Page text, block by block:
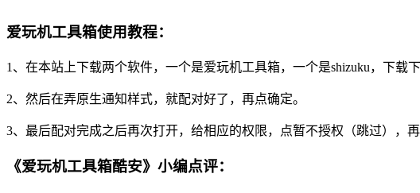
爱玩机工具箱使用教程：
1、在本站上下载两个软件，一个是爱玩机工具箱，一个是shizuku，下载
2、然后在弄原生通知样式，就配对好了，再点确定。
3、最后配对完成之后再次打开，给相应的权限，点暂不授权（跳过），
《爱玩机工具箱酷安》小编点评：